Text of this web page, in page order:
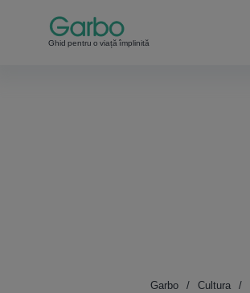
Ghid pentru o viață împlinită
Garbo Cultura